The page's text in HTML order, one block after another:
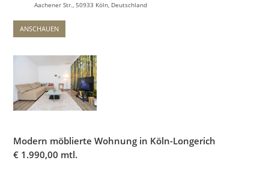
Aachener Str., 50933 Köln, Deutschland
ANSCHAUEN
Modern möblierte Wohnung in Köln-Longerich
€ 1.990,00 mtl.